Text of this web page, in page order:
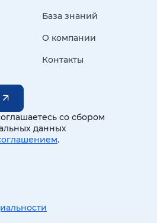
База знаний
О компании
Контакты
со сбором
данных
.